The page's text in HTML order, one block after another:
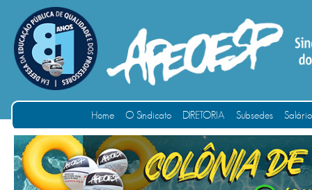
Home O Sindicato DIRETORIA Subsedes